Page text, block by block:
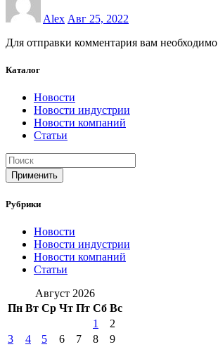
Alex Авг 25, 2022
Для отправки комментария вам необходимо
Каталог
Новости
Новости индустрии
Новости компаний
Статьи
Применить
Рубрики
Новости
Новости индустрии
Новости компаний
Статьи
Август 2026
Пн Вт Ср Чт Пт Сб Вс
1
2
3
4 5 6 7 8
9